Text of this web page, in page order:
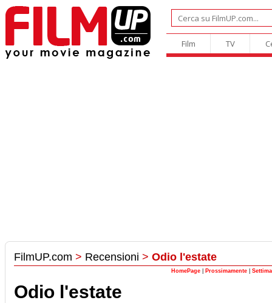
Film TV
FilmUP.com > Recensioni > Odio l'estate
HomePage Prossimamente
Odio l'estate